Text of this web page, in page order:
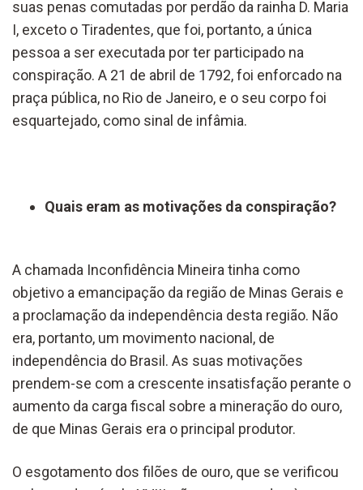
suas penas comutadas por perdão da rainha D. Maria
I, exceto o Tiradentes, que foi, portanto, a única
pessoa a ser executada por ter participado na
conspiração. A 21 de abril de 1792, foi enforcado na
praça pública, no Rio de Janeiro, e o seu corpo foi
esquartejado, como sinal de infâmia.
Quais eram as motivações da conspiração?
A chamada Inconfidência Mineira tinha como
objetivo a emancipação da região de Minas Gerais e
a proclamação da independência desta região. Não
era, portanto, um movimento nacional, de
independência do Brasil. As suas motivações
prendem-se com a crescente insatisfação perante o
aumento da carga fiscal sobre a mineração do ouro,
de que Minas Gerais era o principal produtor.
O esgotamento dos filões de ouro, que se verificou